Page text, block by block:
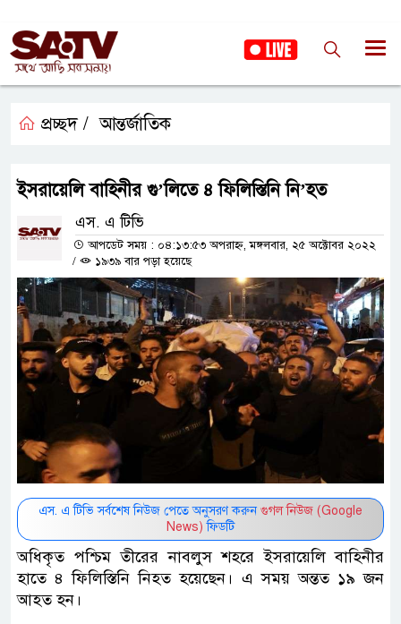
প্রচ্ছদ / আন্তর্জাতিক
ইসরায়েলি বাহিনীর গু’লিতে ৪ ফিলিস্তিনি নি’হত
এস. এ টিভি
আপডেট সময় : ০৪:১৩:৫৩ অপরাহ্ন, মঙ্গলবার, ২৫ অক্টোবর ২০২২
/
১৯৩৯ বার পড়া হয়েছে
এস. এ টিভি সর্বশেষ নিউজ পেতে অনুসরণ করুন গুগল নিউজ (Google
News) ফিডটি
অধিকৃত পশ্চিম তীরের নাবলুস শহরে ইসরায়েলি বাহিনীর
হাতে ৪ ফিলিস্তিনি নিহত হয়েছেন। এ সময় অন্তত ১৯ জন
আহত হন।